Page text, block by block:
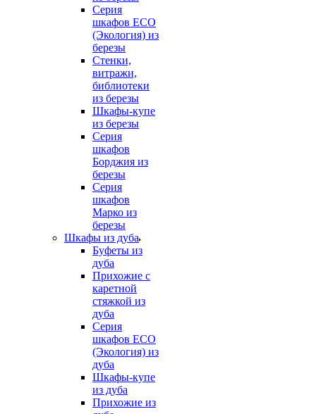
Серия
шкафов ECO
(Экология) из
березы
Стенки,
витражи,
библиотеки
из березы
Шкафы-купе
из березы
Серия
шкафов
Борджия из
березы
Серия
шкафов
Марко из
березы
Шкафы из дуба
Буфеты из
дуба
Прихожие с
каретной
стяжкой из
дуба
Серия
шкафов ECO
(Экология) из
дуба
Шкафы-купе
из дуба
Прихожие из